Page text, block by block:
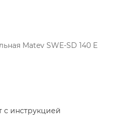
Matev SWE-SD 140 E
с инструкцией